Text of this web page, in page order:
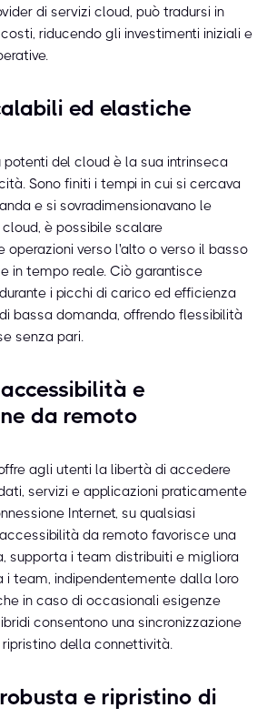
di servizi cloud, può tradursi in
riducendo gli investimenti iniziali e
ed elastiche
potenti del cloud è la sua intrinseca
Sono finiti i tempi in cui si cercava
e si sovradimensionavano le
è possibile scalare
verso l'alto o verso il basso
in tempo reale. Ciò garantisce
i picchi di carico ed efficienza
bassa domanda, offrendo flessibilità
senza pari.
e
da remoto
agli utenti la libertà di accedere
servizi e applicazioni praticamente
Internet, su qualsiasi
da remoto favorisce una
supporta i team distribuiti e migliora
i team, indipendentemente dalla loro
in caso di occasionali esigenze
consentono una sincronizzazione
della connettività.
e ripristino di